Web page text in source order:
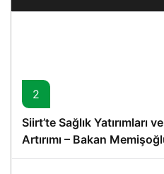
2
Siirt’te Sağlık Yatırımları
Artırımı – Bakan